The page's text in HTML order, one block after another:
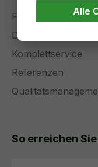
Forschung und
Die Zukunft der
Komplettservice
Referenzen
So erreichen
Alle